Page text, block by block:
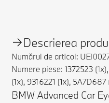
Descrierea
Numărul de articol:
Numere piese: 1372523
(1x), 9316221 (1x),
BMW Advanced Car